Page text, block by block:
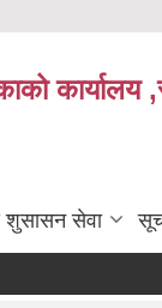
शुसासन सेवा